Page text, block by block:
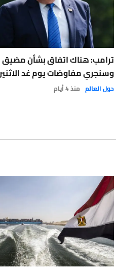
ترامب: هناك اتفاق بشأن
وسنجري مفاوضات يوم غد
حول العالم منذ 4 أيام